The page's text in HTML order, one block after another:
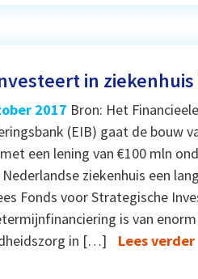
in
2017 Bron: Het
(EIB) gaat de bouw
een lening van €100 mln
ziekenhuis een
Fonds voor Strategische
is van
in […]
Lees verder